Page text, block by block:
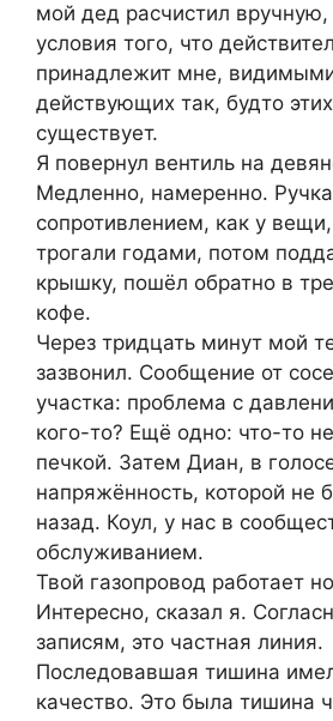
мой дед расчистил
условия того, что
принадлежит мне,
действующих так, будто
существует.
Я повернул вентиль на
Медленно, намеренно.
сопротивлением, как у
трогали годами, потом
крышку, пошёл обратно в
кофе.
Через тридцать минут мой
зазвонил. Сообщение от
участка: проблема с
кого-то? Ещё одно: что-то
печкой. Затем Диан, в
напряжённость, которой не
назад. Коул, у нас в
обслуживанием.
Твой газопровод работает
Интересно, сказал я.
записям, это частная линия.
Последовавшая тишина
качество. Это была тишина